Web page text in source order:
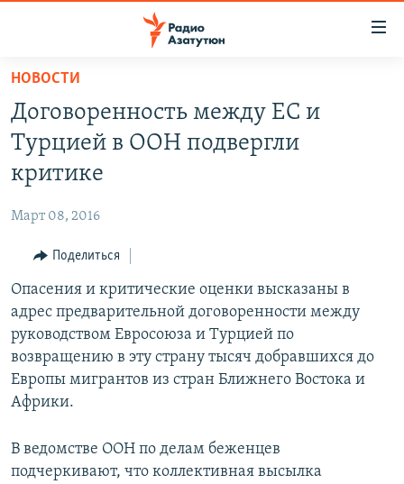
Перейти
основному
содержанию
Перейти
основной
навигации
Перейти
поиску
НОВОСТИ
ПОЛИТИКА
ЭКОНОМИКА
РЕГИОН
НАГОРНЫЙ КАРАБАХ
КУЛЬТУРА
СПОРТ
АРХИВ
English
НОВОСТИ
Договоренность между ЕС и
Турцией в ООН подвергли
критике
Март 08, 2016
Поделиться
Опасения и критические оценки высказаны в
адрес предварительной договоренности между
руководством Евросоюза и Турцией по
возвращению в эту страну тысяч добравшихся до
Европы мигрантов из стран Ближнего Востока и
Африки.
В ведомстве ООН по делам беженцев
подчеркивают, что коллективная высылка